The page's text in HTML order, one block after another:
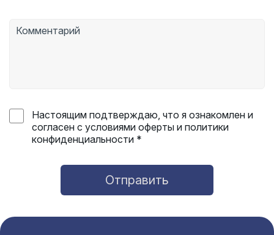
Настоящим подтверждаю, что я ознакомлен и
согласен с условиями оферты и политики
конфиденциальности *
Отправить